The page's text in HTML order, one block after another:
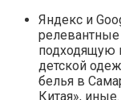
Яндекс и
подходящую
детской
белья в
Китая»,